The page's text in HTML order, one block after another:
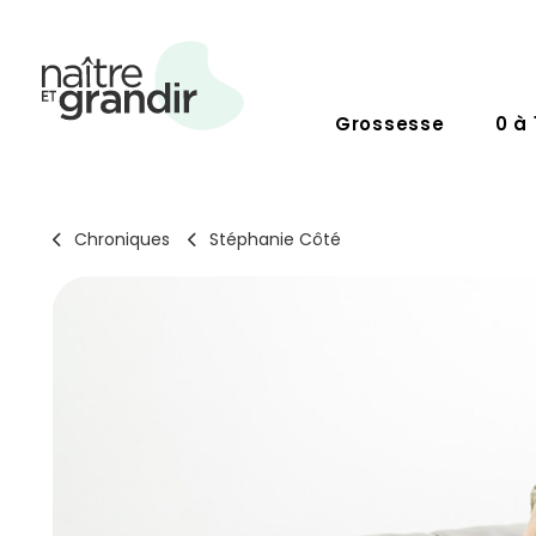
Grossesse 0 à
Chroniques Stéphanie Côté